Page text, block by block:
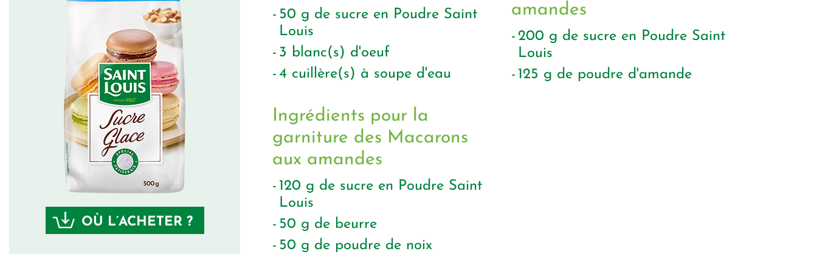
OÙ L’ACHETER ?
50 g de sucre en Poudre Saint
Louis
3 blanc(s) d'oeuf
4 cuillère(s) à soupe d'eau
amandes
200 g de sucre en Poudre Saint
Louis
125 g de poudre d'amande
Ingrédients pour la
garniture des Macarons
aux amandes
120 g de sucre en Poudre Saint
Louis
50 g de beurre
50 g de poudre de noix